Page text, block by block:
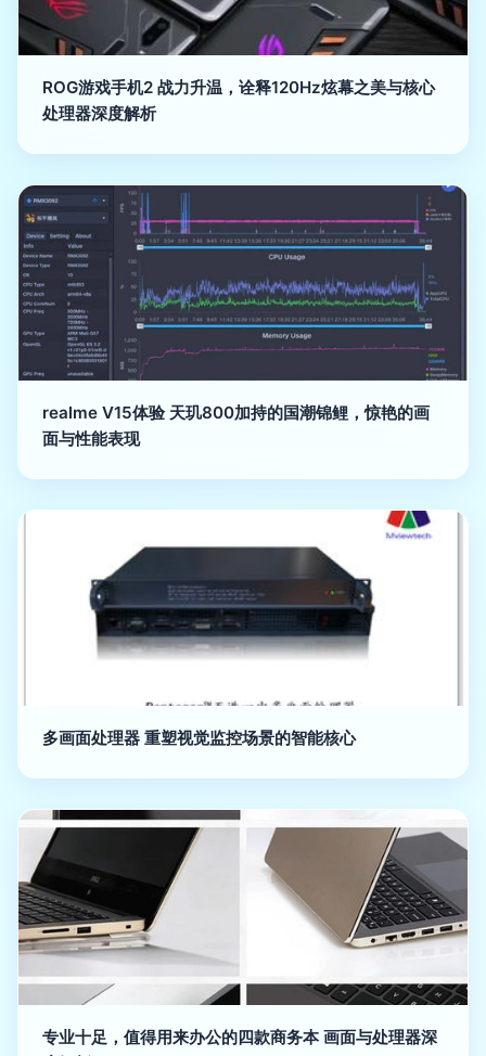
ROG游戏手机2 战力升温，诠释120Hz炫幕之美与核心
处理器深度解析
realme V15体验 天玑800加持的国潮锦鲤，惊艳的画
面与性能表现
多画面处理器 重塑视觉监控场景的智能核心
专业十足，值得用来办公的四款商务本 画面与处理器深